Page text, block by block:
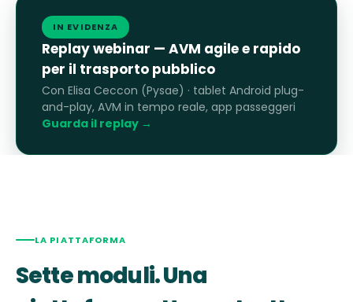
IN EVIDENZA
Replay webinar — AVM agile e rapido
per il trasporto pubblico
Con Elisa Ceccon (Pysae) · tablet Android plug-
and-play, AVM in tempo reale, app passeggeri
Guarda il replay →
LA PIATTAFORMA
Sette moduli. Una